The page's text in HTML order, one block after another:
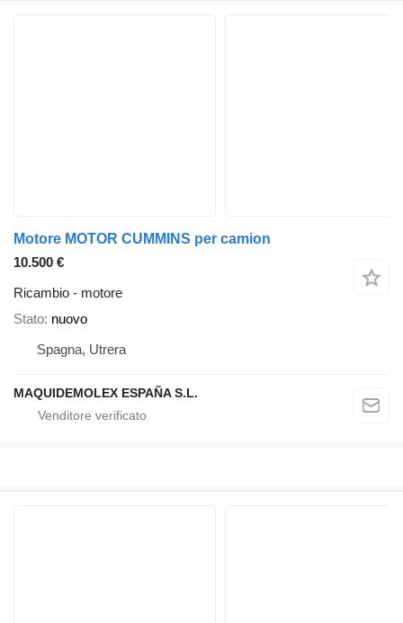
Motore MOTOR CUMMINS per camion
10.500 €
Ricambio - motore
Stato nuovo
Spagna, Utrera
MAQUIDEMOLEX ESPAÑA S.L.